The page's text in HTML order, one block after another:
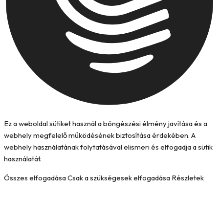
Ez a weboldal sütiket használ a böngészési élmény javítása és a
webhely megfelelő működésének biztosítása érdekében. A
webhely használatának folytatásával elismeri és elfogadja a sütik
használatát.
Összes elfogadásaCsak a szükségesek elfogadása Részletek